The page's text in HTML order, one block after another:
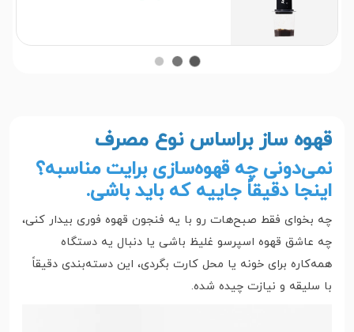
قهوه ساز براساس نوع مصرف
نمی‌دونی چه قهوه‌سازی برایت مناسبه؟
اینجا دقیقاً جاییه که باید باشی.
چه بخوای فقط صبح‌هات رو با یه فنجون قهوه فوری بیدار کنی،
چه عاشق قهوه اسپرسو غلیظ باشی یا دنبال یه دستگاه
همه‌کاره برای خونه یا محل کارت بگردی، این دسته‌بندی دقیقاً
با سلیقه و نیازت چیده شده.